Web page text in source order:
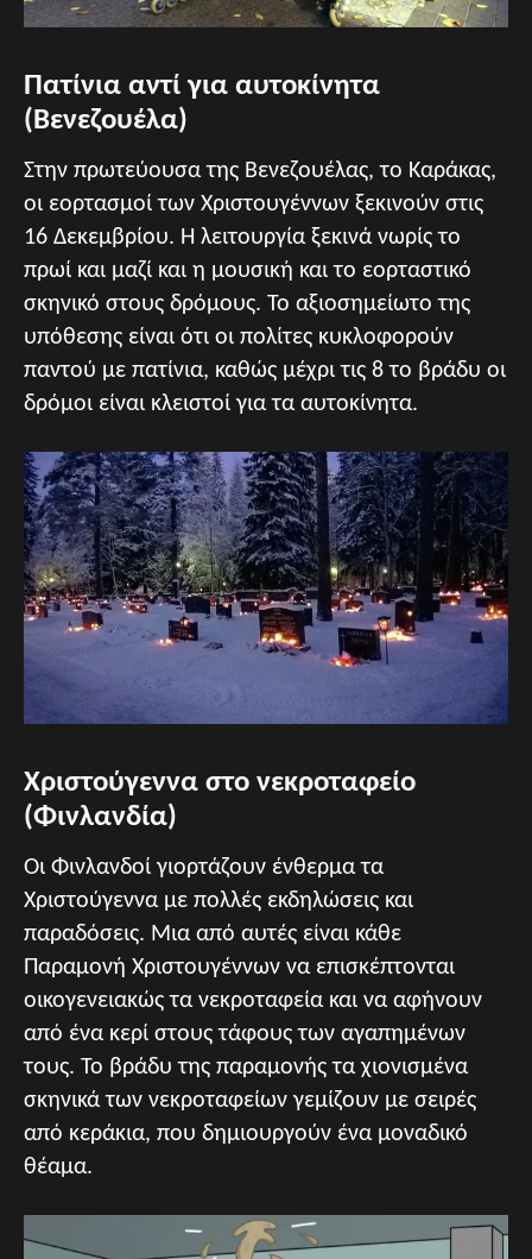
Πατίνια αντί για αυτοκίνητα
(Βενεζουέλα)
Στην πρωτεύουσα της Βενεζουέλας, το Καράκας,
οι εορτασμοί των Χριστουγέννων ξεκινούν στις
16 Δεκεμβρίου. Η λειτουργία ξεκινά νωρίς το
πρωί και μαζί και η μουσική και το εορταστικό
σκηνικό στους δρόμους. Το αξιοσημείωτο της
υπόθεσης είναι ότι οι πολίτες κυκλοφορούν
παντού με πατίνια, καθώς μέχρι τις 8 το βράδυ οι
δρόμοι είναι κλειστοί για τα αυτοκίνητα.
Χριστούγεννα στο νεκροταφείο
(Φινλανδία)
Οι Φινλανδοί γιορτάζουν ένθερμα τα
Χριστούγεννα με πολλές εκδηλώσεις και
παραδόσεις. Μια από αυτές είναι κάθε
Παραμονή Χριστουγέννων να επισκέπτονται
οικογενειακώς τα νεκροταφεία και να αφήνουν
από ένα κερί στους τάφους των αγαπημένων
τους. Το βράδυ της παραμονής τα χιονισμένα
σκηνικά των νεκροταφείων γεμίζουν με σειρές
από κεράκια, που δημιουργούν ένα μοναδικό
θέαμα.